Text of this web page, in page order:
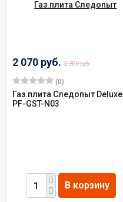
2 070 руб. 2 300 руб.
(0)
Газ.плита Следопыт Deluxe
PF-GST-N03
В корзину